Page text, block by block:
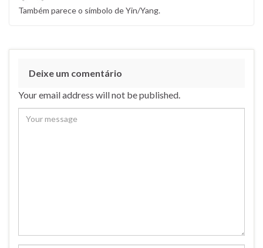
Também parece o símbolo de Yin/Yang.
Deixe um comentário
Your email address will not be published.